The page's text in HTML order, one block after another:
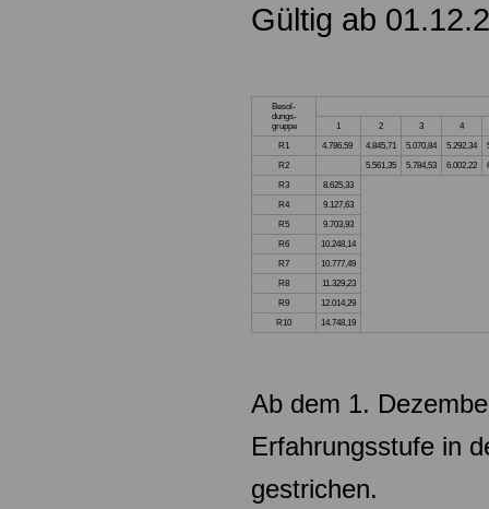
Gültig ab
Besol-
dungs-
gruppe
1 2 3
4
R1
4.786,59 4.845,71 5.070,84 5.292,34
R2
5.561,35 5.784,53 6.002,22
R3
8.625,33
R4
9.127,63
R5
9.703,93
R6
10.248,14
R7
10.777,49
R8
11.329,23
R9
12.014,29
R10
14.748,19
Ab dem 1.
Erfahrungsstufe in
gestrichen.